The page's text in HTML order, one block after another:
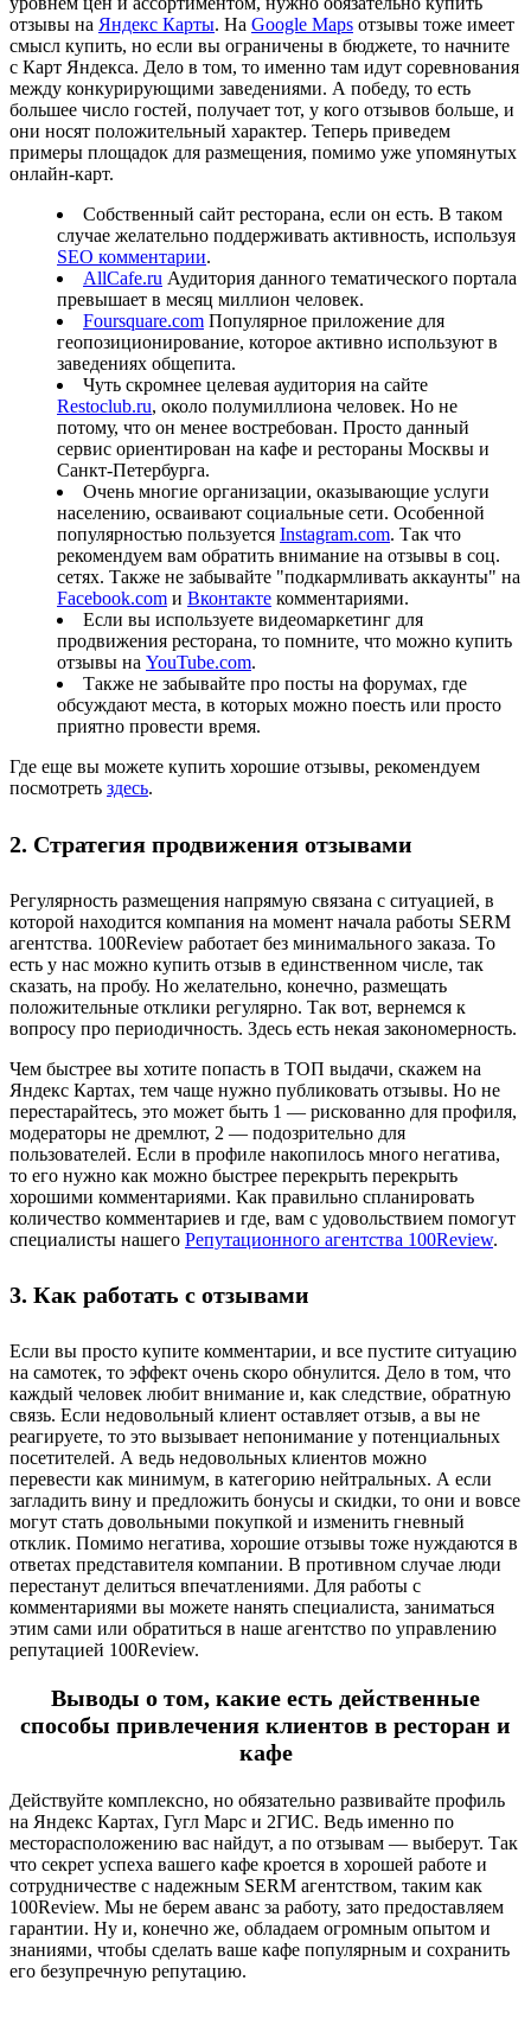
отзывы на Яндекс Карты. На Google Maps отзывы тоже имеет
смысл купить, но если вы ограничены в бюджете, то начните
с Карт Яндекса. Дело в том, то именно там идут соревнования
между конкурирующими заведениями. А победу, то есть
большее число гостей, получает тот, у кого отзывов больше, и
они носят положительный характер. Теперь приведем
примеры площадок для размещения, помимо уже упомянутых
онлайн-карт.
Собственный сайт ресторана, если он есть. В таком
случае желательно поддерживать активность, используя
SEO комментарии.
AllCafe.ru Аудитория данного тематического портала
превышает в месяц миллион человек.
Foursquare.com Популярное приложение для
геопозиционирование, которое активно используют в
заведениях общепита.
Чуть скромнее целевая аудитория на сайте
Restoclub.ru, около полумиллиона человек. Но не
потому, что он менее востребован. Просто данный
сервис ориентирован на кафе и рестораны Москвы и
Санкт-Петербурга.
Очень многие организации, оказывающие услуги
населению, осваивают социальные сети. Особенной
популярностью пользуется Instagram.com. Так что
рекомендуем вам обратить внимание на отзывы в соц.
сетях. Также не забывайте "подкармливать аккаунты" на
Facebook.com и Вконтакте комментариями.
Если вы используете видеомаркетинг для
продвижения ресторана, то помните, что можно купить
отзывы на YouTube.com.
Также не забывайте про посты на форумах, где
обсуждают места, в которых можно поесть или просто
приятно провести время.
Где еще вы можете купить хорошие отзывы, рекомендуем
посмотреть здесь.
2. Стратегия продвижения отзывами
Регулярность размещения напрямую связана с ситуацией, в
которой находится компания на момент начала работы SERM
агентства. 100Review работает без минимального заказа. То
есть у нас можно купить отзыв в единственном числе, так
сказать, на пробу. Но желательно, конечно, размещать
положительные отклики регулярно. Так вот, вернемся к
вопросу про периодичность. Здесь есть некая закономерность.
Чем быстрее вы хотите попасть в ТОП выдачи, скажем на
Яндекс Картах, тем чаще нужно публиковать отзывы. Но не
перестарайтесь, это может быть 1 — рискованно для профиля,
модераторы не дремлют, 2 — подозрительно для
пользователей. Если в профиле накопилось много негатива,
то его нужно как можно быстрее перекрыть перекрыть
хорошими комментариями. Как правильно спланировать
количество комментариев и где, вам с удовольствием помогут
специалисты нашего Репутационного агентства 100Review.
3. Как работать с отзывами
Если вы просто купите комментарии, и все пустите ситуацию
на самотек, то эффект очень скоро обнулится. Дело в том, что
каждый человек любит внимание и, как следствие, обратную
связь. Если недовольный клиент оставляет отзыв, а вы не
реагируете, то это вызывает непонимание у потенциальных
посетителей. А ведь недовольных клиентов можно
перевести как минимум, в категорию нейтральных. А если
загладить вину и предложить бонусы и скидки, то они и вовсе
могут стать довольными покупкой и изменить гневный
отклик. Помимо негатива, хорошие отзывы тоже нуждаются в
ответах представителя компании. В противном случае люди
перестанут делиться впечатлениями. Для работы с
комментариями вы можете нанять специалиста, заниматься
этим сами или обратиться в наше агентство по управлению
репутацией 100Review.
Выводы о том, какие есть действенные
способы привлечения клиентов в ресторан и
кафе
Действуйте комплексно, но обязательно развивайте профиль
на Яндекс Картах, Гугл Марс и 2ГИС. Ведь именно по
месторасположению вас найдут, а по отзывам — выберут. Так
что секрет успеха вашего кафе кроется в хорошей работе и
сотрудничестве с надежным SERM агентством, таким как
100Review. Мы не берем аванс за работу, зато предоставляем
гарантии. Ну и, конечно же, обладаем огромным опытом и
знаниями, чтобы сделать ваше кафе популярным и сохранить
его безупречную репутацию.